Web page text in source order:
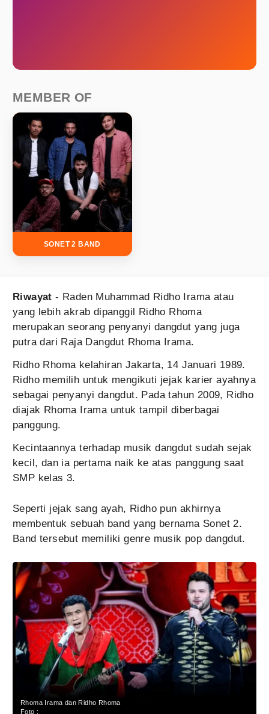
MEMBER OF
SONET 2 BAND
Riwayat - Raden Muhammad Ridho Irama atau
yang lebih akrab dipanggil Ridho Rhoma
merupakan seorang penyanyi dangdut yang juga
putra dari Raja Dangdut Rhoma Irama.
Ridho Rhoma kelahiran Jakarta, 14 Januari 1989.
Ridho memilih untuk mengikuti jejak karier ayahnya
sebagai penyanyi dangdut. Pada tahun 2009, Ridho
diajak Rhoma Irama untuk tampil diberbagai
panggung.
Kecintaannya terhadap musik dangdut sudah sejak
kecil, dan ia pertama naik ke atas panggung saat
SMP kelas 3.
Seperti jejak sang ayah, Ridho pun akhirnya
membentuk sebuah band yang bernama Sonet 2.
Band tersebut memiliki genre musik pop dangdut.
Rhoma Irama dan Ridho Rhoma
Foto :